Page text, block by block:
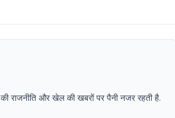
राजनीति और खेल की खबरों पर पैनी नजर रहती है.